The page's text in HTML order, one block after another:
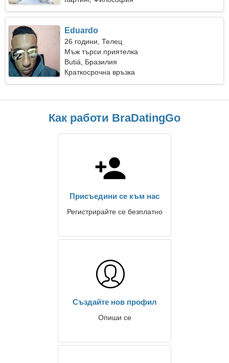
Eduardo
26 години, Телец
Мъж търси приятелка
Butiá, Бразилия
Краткосрочна връзка
Как работи BraDatingGo
Присъедини се към нас
Регистрирайте се безплатно
Създайте нов профил
Опиши се